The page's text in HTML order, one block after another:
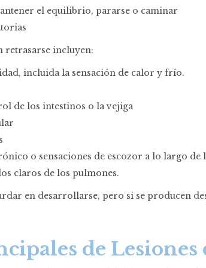
el equilibrio, pararse o caminar
retrasarse incluyen:
incluida la sensación de calor y frío.
de los intestinos o la vejiga
o sensaciones de escozor a lo largo de
claros de los pulmones.
en desarrollarse, pero si se producen
de